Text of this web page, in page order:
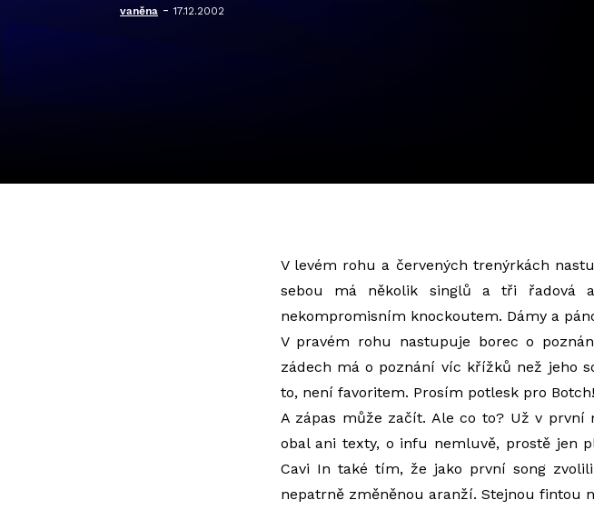
vaněna -17.12.2002
V levém rohu a červených trenýrkách
sebou má několik singlů a tři řadová
nekompromisním knockoutem. Dámy a
V pravém rohu nastupuje borec o
zádech má o poznání víc křížků než jeho
to, není favoritem. Prosím potlesk pro Botch!
A zápas může začít. Ale co to? Už v
obal ani texty, o infu nemluvě, prostě jen
Cavi In také tím, že jako první song
nepatrně změněnou aranží. Stejnou fintou